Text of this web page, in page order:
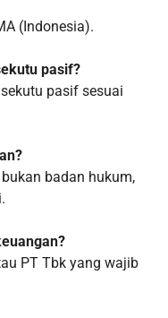
(Indonesia).
pasif?
pasif sesuai
badan hukum,
PT Tbk yang wajib